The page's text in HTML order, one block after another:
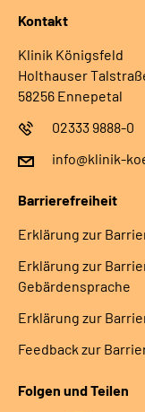
Kontakt
Klinik Königsfeld
Holthauser
58256 Ennepetal
02333 9888-0
info@klinik-
Barrierefreiheit
Erklärung zur
Erklärung zur
Gebärdensprache
Erklärung zur
Feedback zur
Folgen und Teilen